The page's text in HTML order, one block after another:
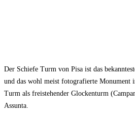
Der Schiefe Turm von Pisa ist das
und das wohl meist fotografierte Monument
Turm als freistehender Glockenturm
Assunta.